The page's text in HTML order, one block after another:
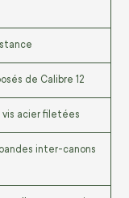
de Calibre 12
vis acier filetées
inter-canons